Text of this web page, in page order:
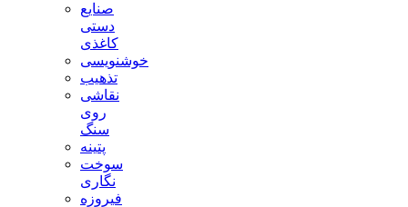
صنایع
دستی
کاغذی
خوشنویسی
تذهیب
نقاشی
روی
سنگ
پتینه
سوخت
نگاری
فیروزه